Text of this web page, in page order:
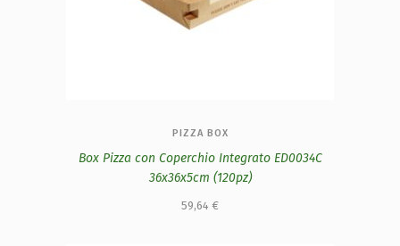
PIZZA BOX
Box Pizza con Coperchio Integrato ED0034C
36x36x5cm (120pz)
59,64 €